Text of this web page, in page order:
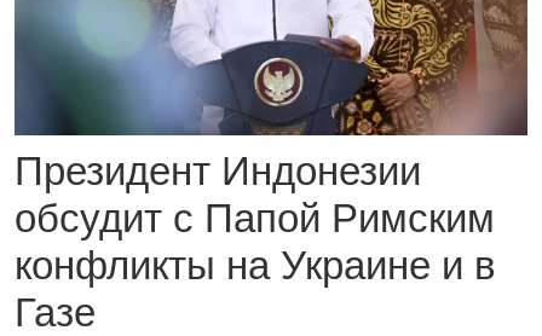
Президент Индонезии
обсудит с Папой Римским
конфликты на Украине и в
Газе